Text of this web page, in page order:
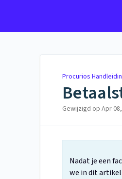
Procurios
Gewijzigd op Apr
Nadat je een
we in dit